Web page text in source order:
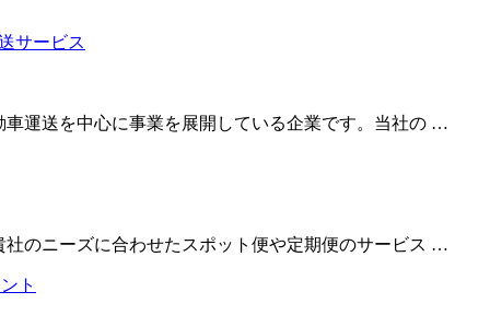
運送を中心に事業を展開している企業です。当社の …
のニーズに合わせたスポット便や定期便のサービス …